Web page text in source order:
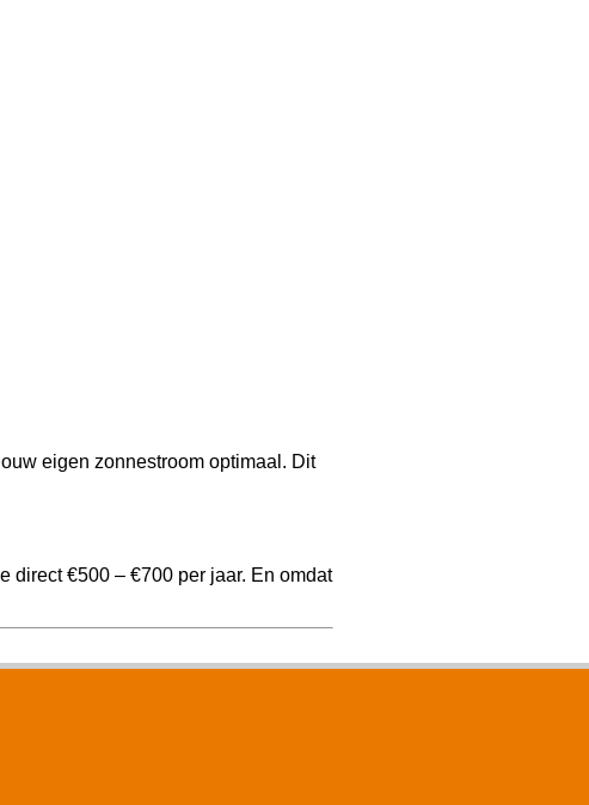
eigen zonnestroom optimaal. Dit
direct €500 – €700 per jaar. En omdat